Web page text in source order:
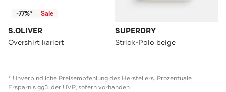
-77%* Sale
S.OLIVER
Overshirt kariert
SUPERDRY
Strick-Polo beige
* Unverbindliche Preisempfehlung des Herstellers. Prozentuale
Ersparnis ggü. der UVP, sofern vorhanden